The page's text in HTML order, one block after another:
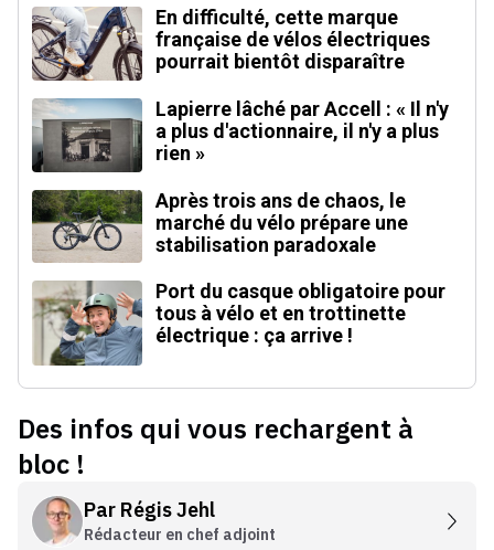
En difficulté, cette marque
française de vélos électriques
pourrait bientôt disparaître
Lapierre lâché par Accell : « Il n'y
a plus d'actionnaire, il n'y a plus
rien »
Après trois ans de chaos, le
marché du vélo prépare une
stabilisation paradoxale
Port du casque obligatoire pour
tous à vélo et en trottinette
électrique : ça arrive !
Des infos qui vous rechargent à
bloc !
Par Régis Jehl
Rédacteur en chef adjoint